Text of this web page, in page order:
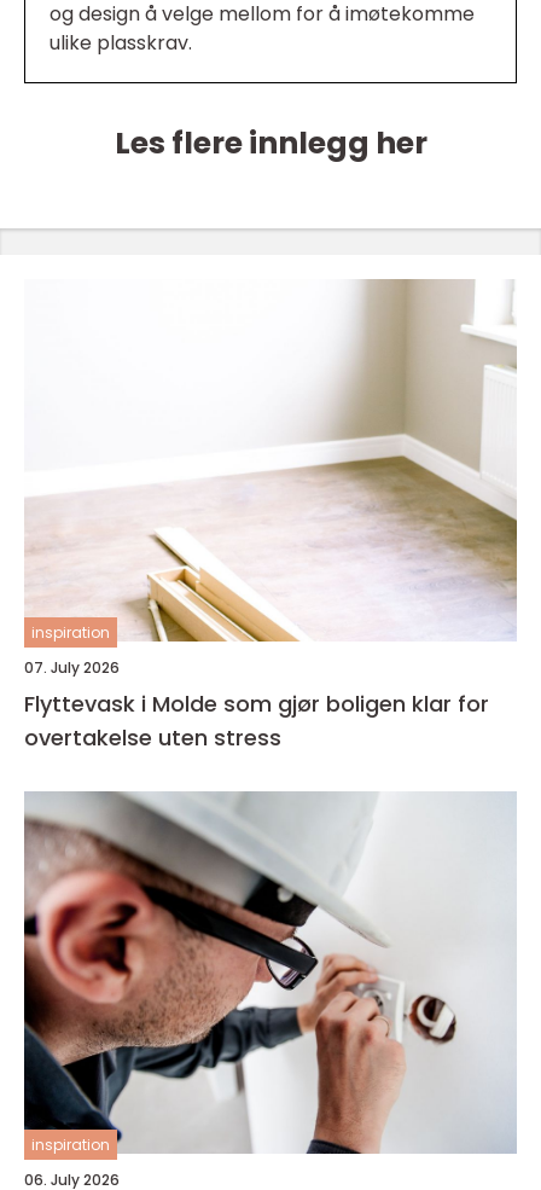
og design å velge mellom for å imøtekomme
ulike plasskrav.
Les flere innlegg her
inspiration
07. July 2026
Flyttevask i Molde som gjør boligen klar for
overtakelse uten stress
inspiration
06. July 2026